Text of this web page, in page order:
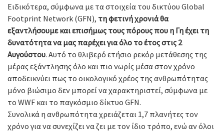
Ειδικότερα, σύμφωνα με τα στοιχεία του δικτύου Global
Footprint Network (GFN), τη φετινή χρονιά θα
εξαντλήσουμε και επισήμως τους πόρους που η Γη έχει τη
δυνατότητα να μας παρέχει για όλο το έτος στις 2
Αυγούστου. Αυτό το θλιβερό ετήσιο ρεκόρ μετάθεσης της
μέρας εξάντλησης όλο και πιο νωρίς μέσα στον χρόνο
αποδεικνύει πως το οικολογικό χρέος της ανθρωπότητας
μόνο βιώσιμο δεν μπορεί να χαρακτηριστεί, σύμφωνα με
το WWF και το παγκόσμιο δίκτυο GFN.
Συνολικά η ανθρωπότητα χρειάζεται 1,7 πλανήτες τον
χρόνο για να συνεχίζει να ζει με τον ίδιο τρόπο, ενώ αν όλοι